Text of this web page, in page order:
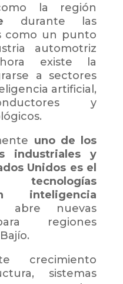
la región
durante las
como un punto
automotriz
existe la
a sectores
artificial,
y
uno de los
industriales y
Unidos es el
inteligencia
nuevas
regiones
crecimiento
sistemas